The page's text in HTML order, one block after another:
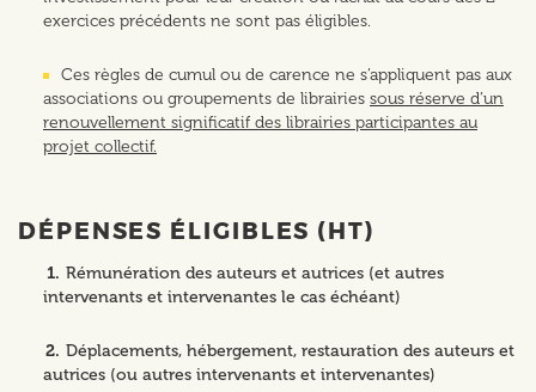
exercices précédents ne sont pas éligibles.
Ces règles de cumul ou de carence ne s’appliquent pas aux
associations ou groupements de librairies sous réserve d’un
renouvellement significatif des librairies participantes au
projet collectif.
DÉPENSES ÉLIGIBLES (HT)
Rémunération des auteurs et autrices (et autres
intervenants et intervenantes le cas échéant)
Déplacements, hébergement, restauration des auteurs et
autrices (ou autres intervenants et intervenantes)